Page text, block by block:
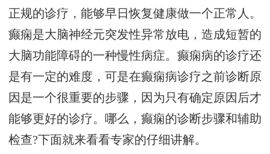
正规的诊疗，能够早日恢复健康做一个正常人。
癫痫是大脑神经元突发性异常放电，造成短暂的
大脑功能障碍的一种慢性病症。癫痫病的诊疗还
是有一定的难度，可是在癫痫病诊疗之前诊断原
因是一个很重要的步骤，因为只有确定原因后才
能够更好的诊疗。哪么，癫痫的诊断步骤和辅助
检查?下面就来看看专家的仔细讲解。